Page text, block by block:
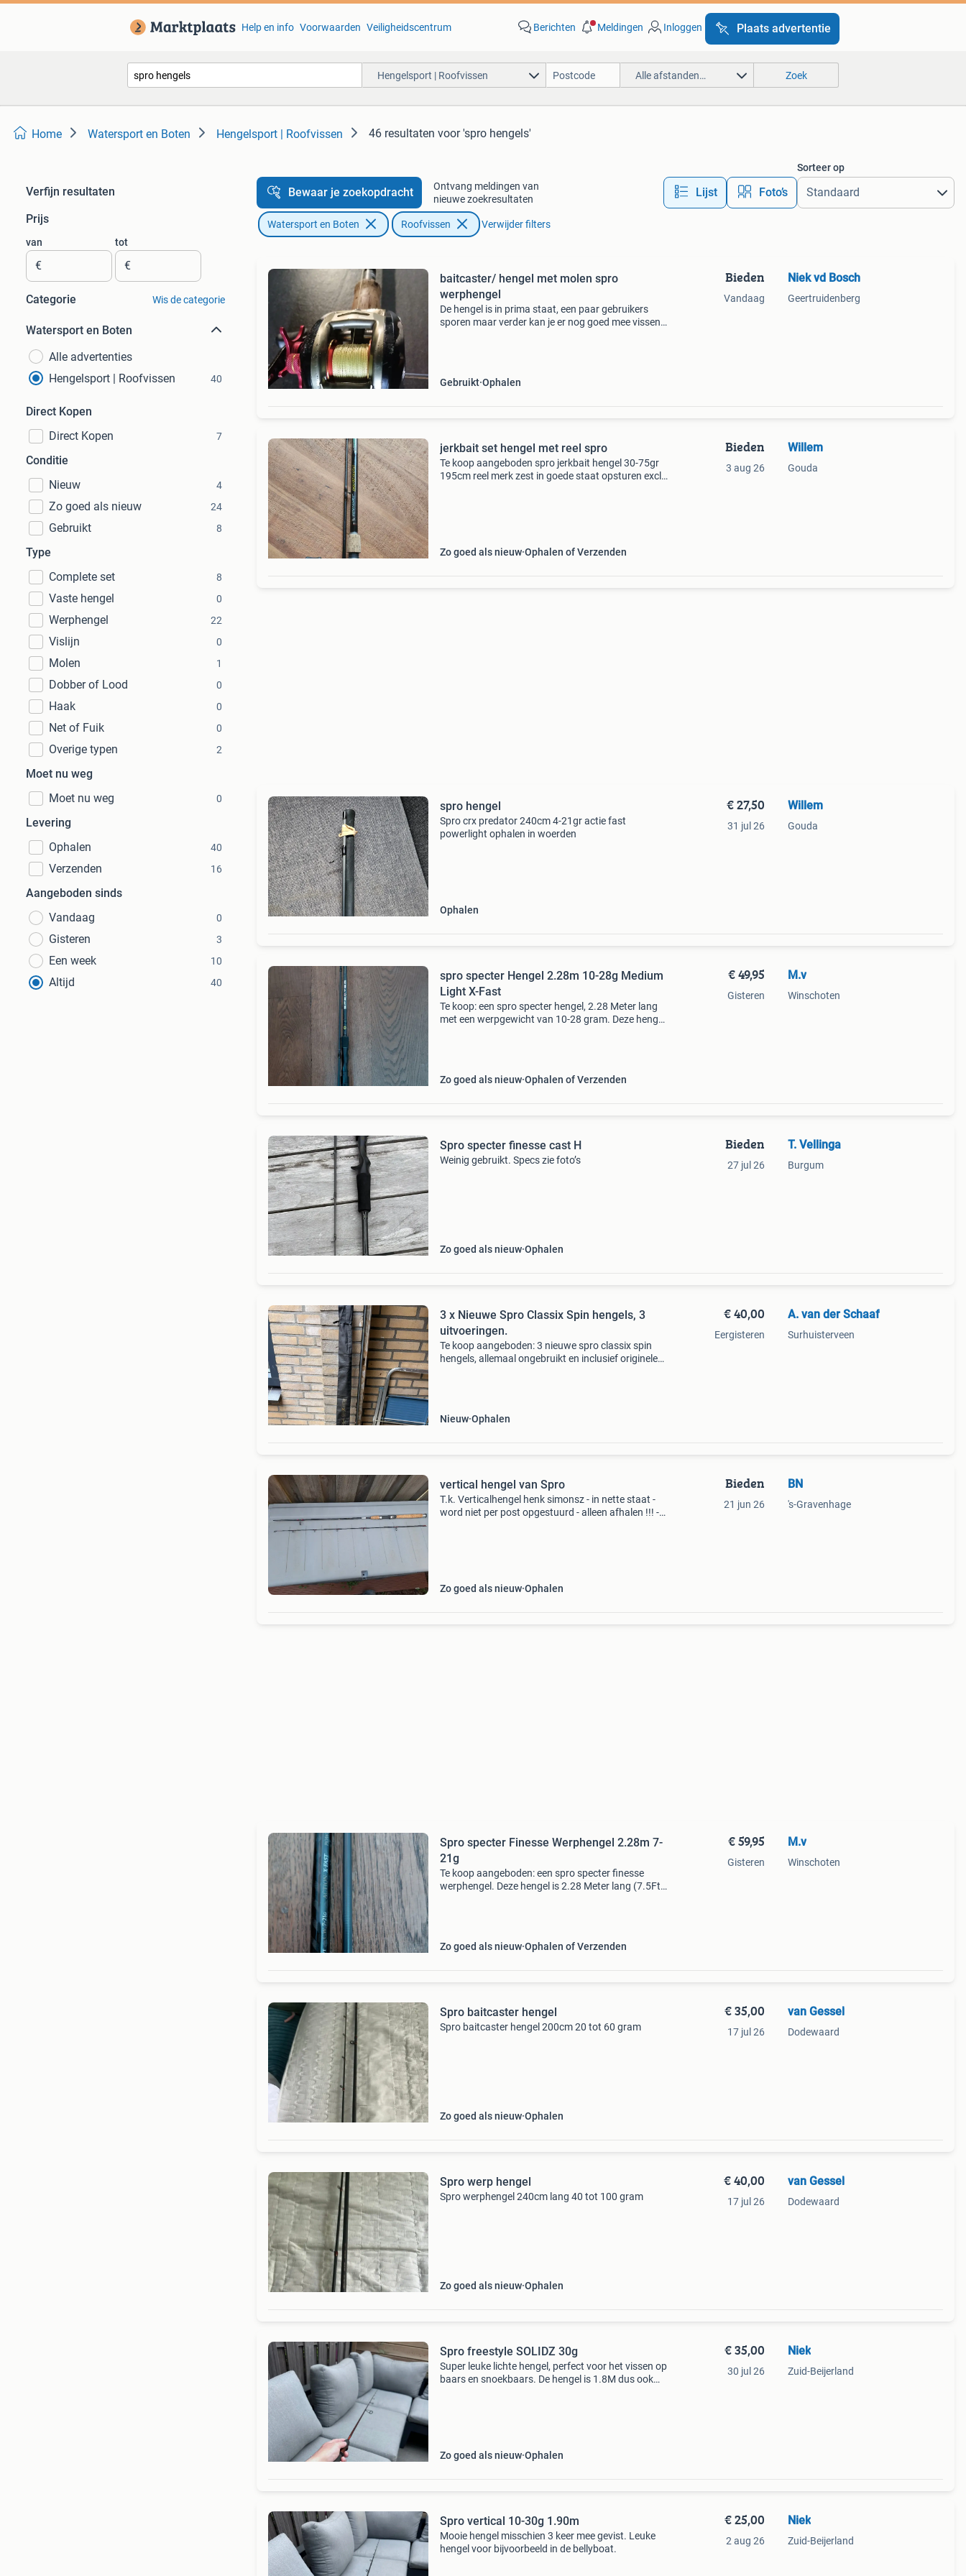
Help en info Voorwaarden Veiligheidscentrum Berichten Meldingen Inloggen Plaats advertentie
Hengelsport | Roofvissen Alle afstanden… Zoek
Home Watersport en Boten Hengelsport | Roofvissen 46 resultaten voor 'spro hengels'
Verfijn resultaten
Prijs
van
€
tot
€
Categorie Wis de categorie
Watersport en Boten
Alle advertenties
Hengelsport | Roofvissen
40
Direct Kopen
Direct Kopen
7
Conditie
Nieuw
4
Zo goed als nieuw 24
Gebruikt 8
Type
Complete set
8
Vaste hengel 0
Werphengel 22
Vislijn 0
Molen 1
Dobber of Lood 0
Haak 0
Net of Fuik 0
Overige typen 2
Moet nu weg
Moet nu weg
0
Levering
Ophalen
40
Verzenden 16
Aangeboden sinds
Vandaag
0
Gisteren 3
Een week 10
Altijd 40
Bewaar je zoekopdracht
Ontvang meldingen van
nieuwe zoekresultaten
Lijst Foto’s
Sorteer op
Watersport en Boten Roofvissen Verwijder filters
baitcaster/ hengel met molen spro
werphengel
De hengel is in prima staat, een paar gebruikers
sporen maar verder kan je er nog goed mee vissen.
Gebruikt Ophalen
Bieden
Vandaag
Niek vd Bosch
Geertruidenberg
jerkbait set hengel met reel spro
Te koop aangeboden spro jerkbait hengel 30-75gr
195cm reel merk zest in goede staat opsturen excl
Zo goed als nieuw Ophalen of Verzenden
Bieden
3 aug 26
Willem
Gouda
spro hengel
Spro crx predator 240cm 4-21gr actie fast
powerlight ophalen in woerden
Ophalen
€ 27,50
31 jul 26
Willem
Gouda
spro specter Hengel 2.28m 10-28g Medium
Light X-Fast
Te koop: een spro specter hengel, 2.28 Meter lang
met een werpgewicht van 10-28 gram. Deze hengel
Zo goed als nieuw Ophalen of Verzenden
€ 49,95
Gisteren
M.v
Winschoten
Spro specter finesse cast H
Weinig gebruikt. Specs zie foto’s
Zo goed als nieuw Ophalen
Bieden
27 jul 26
T. Vellinga
Burgum
3 x Nieuwe Spro Classix Spin hengels, 3
uitvoeringen.
Te koop aangeboden: 3 nieuwe spro classix spin
hengels, allemaal ongebruikt en inclusief originele
Nieuw Ophalen
€ 40,00
Eergisteren
A. van der Schaaf
Surhuisterveen
vertical hengel van Spro
T.k. Verticalhengel henk simonsz - in nette staat -
word niet per post opgestuurd - alleen afhalen !!! -
Zo goed als nieuw Ophalen
Bieden
21 jun 26
BN
's-Gravenhage
Spro specter Finesse Werphengel 2.28m 7-
21g
Te koop aangeboden: een spro specter finesse
werphengel. Deze hengel is 2.28 Meter lang (7.5Ft)
Zo goed als nieuw Ophalen of Verzenden
€ 59,95
Gisteren
M.v
Winschoten
Spro baitcaster hengel
Spro baitcaster hengel 200cm 20 tot 60 gram
Zo goed als nieuw Ophalen
€ 35,00
17 jul 26
van Gessel
Dodewaard
Spro werp hengel
Spro werphengel 240cm lang 40 tot 100 gram
Zo goed als nieuw Ophalen
€ 40,00
17 jul 26
van Gessel
Dodewaard
Spro freestyle SOLIDZ 30g
Super leuke lichte hengel, perfect voor het vissen op
baars en snoekbaars. De hengel is 1.8M dus ook
Zo goed als nieuw Ophalen
€ 35,00
30 jul 26
Niek
Zuid-Beijerland
Spro vertical 10-30g 1.90m
Mooie hengel misschien 3 keer mee gevist. Leuke
hengel voor bijvoorbeeld in de bellyboat.
€ 25,00
2 aug 26
Niek
Zuid-Beijerland